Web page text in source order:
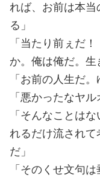
れば、お前は本当
る」
「当たり前ぇだ
か。俺は俺だ。生
「お前の人生だ
「悪かったなヤ
「そんなことは
れるだけ流され
だ」
「そのくせ文句